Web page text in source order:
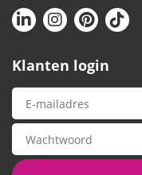
Klanten login